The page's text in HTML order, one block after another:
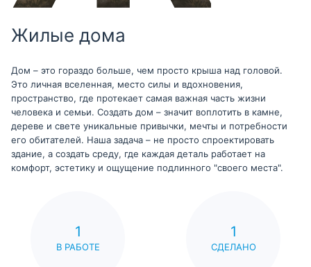
Жилые дома
Дом – это гораздо больше, чем просто крыша над головой.
Это личная вселенная, место силы и вдохновения,
пространство, где протекает самая важная часть жизни
человека и семьи. Создать дом – значит воплотить в камне,
дереве и свете уникальные привычки, мечты и потребности
его обитателей. Наша задача – не просто спроектировать
здание, а создать среду, где каждая деталь работает на
комфорт, эстетику и ощущение подлинного "своего места".
1
В РАБОТЕ
1
СДЕЛАНО